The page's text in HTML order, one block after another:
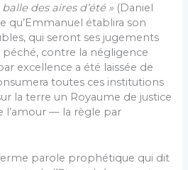
des aires d’été » (Daniel
qu’Emmanuel établira son
qui seront ses jugements
contre la négligence
excellence a été laissée de
toutes ces institutions
la terre un Royaume de justice
l’amour — la règle par
parole prophétique qui dit